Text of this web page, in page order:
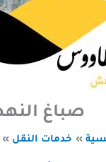
صباغ
خدمات النقل